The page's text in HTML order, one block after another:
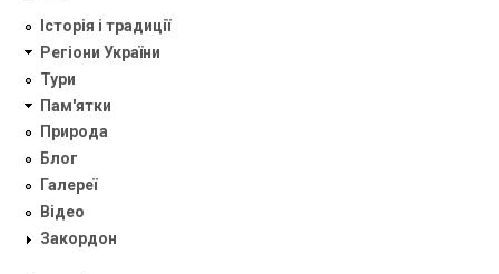
Історія і традиції
Регіони України
Тури
Пам'ятки
Природа
Блог
Галереї
Відео
Закордон